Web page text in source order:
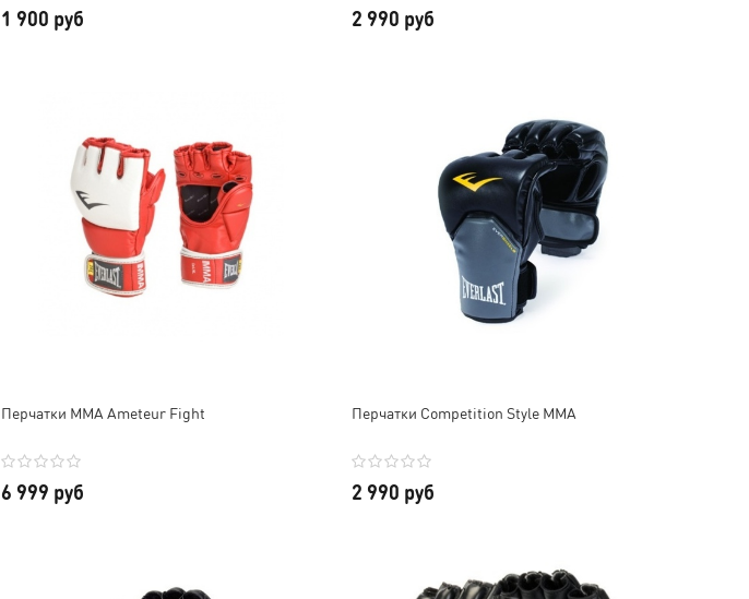
1 900 руб 2 990 руб
Перчатки MMA Ameteur Fight
6 999 руб
Перчатки Competition Style MMA
2 990 руб